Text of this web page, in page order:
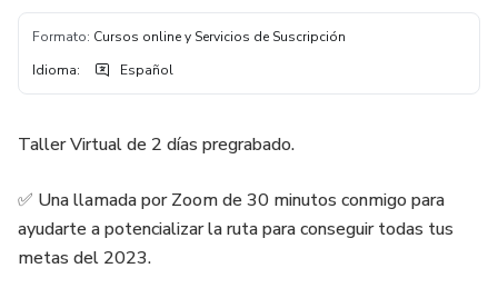
Formato: Cursos online y Servicios de Suscripción
Idioma: Español
Taller Virtual de 2 días pregrabado.
✅ Una llamada por Zoom de 30 minutos conmigo para
ayudarte a potencializar la ruta para conseguir todas tus
metas del 2023.